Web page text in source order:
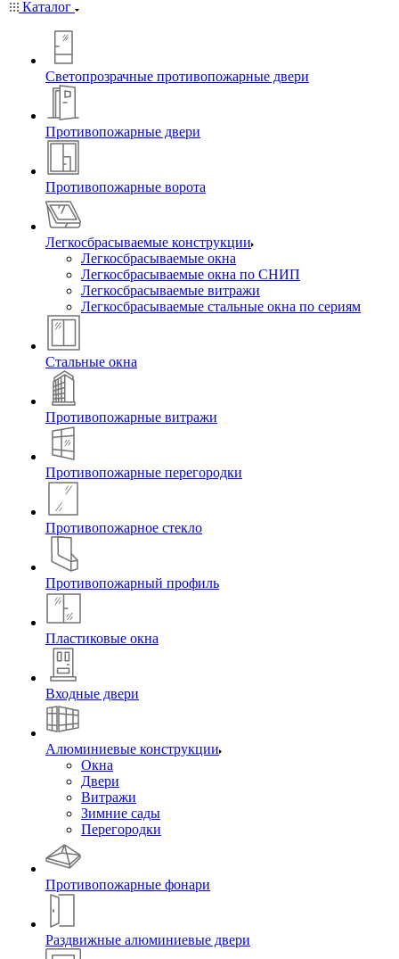
Каталог
Светопрозрачные противопожарные двери
Противопожарные двери
Противопожарные ворота
Легкосбрасываемые конструкции
Легкосбрасываемые окна
Легкосбрасываемые окна по СНИП
Легкосбрасываемые витражи
Легкосбрасываемые стальные окна по сериям
Стальные окна
Противопожарные витражи
Противопожарные перегородки
Противопожарное стекло
Противопожарный профиль
Пластиковые окна
Входные двери
Алюминиевые конструкции
Окна
Двери
Витражи
Зимние сады
Перегородки
Противопожарные фонари
Раздвижные алюминиевые двери